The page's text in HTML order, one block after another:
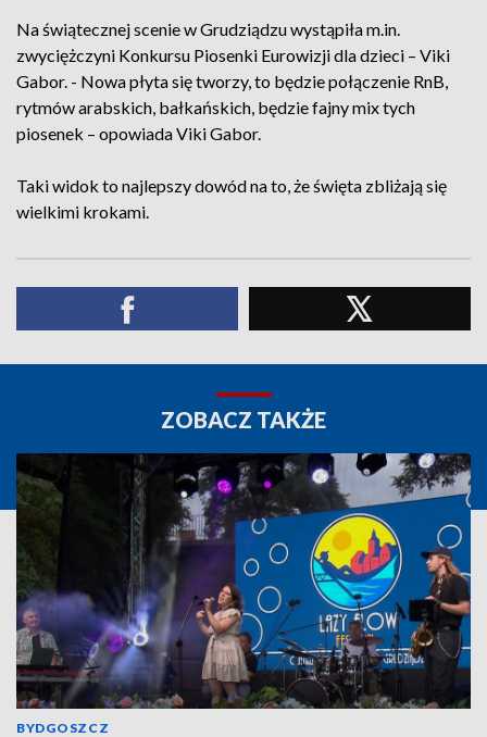
Na świątecznej scenie w Grudziądzu wystąpiła m.in.
zwyciężczyni Konkursu Piosenki Eurowizji dla dzieci – Viki
Gabor. - Nowa płyta się tworzy, to będzie połączenie RnB,
rytmów arabskich, bałkańskich, będzie fajny mix tych
piosenek – opowiada Viki Gabor.
Taki widok to najlepszy dowód na to, że święta zbliżają się
wielkimi krokami.
ZOBACZ TAKŻE
BYDGOSZCZ